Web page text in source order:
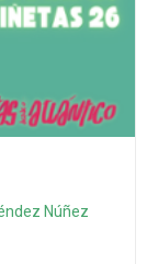
Núñez